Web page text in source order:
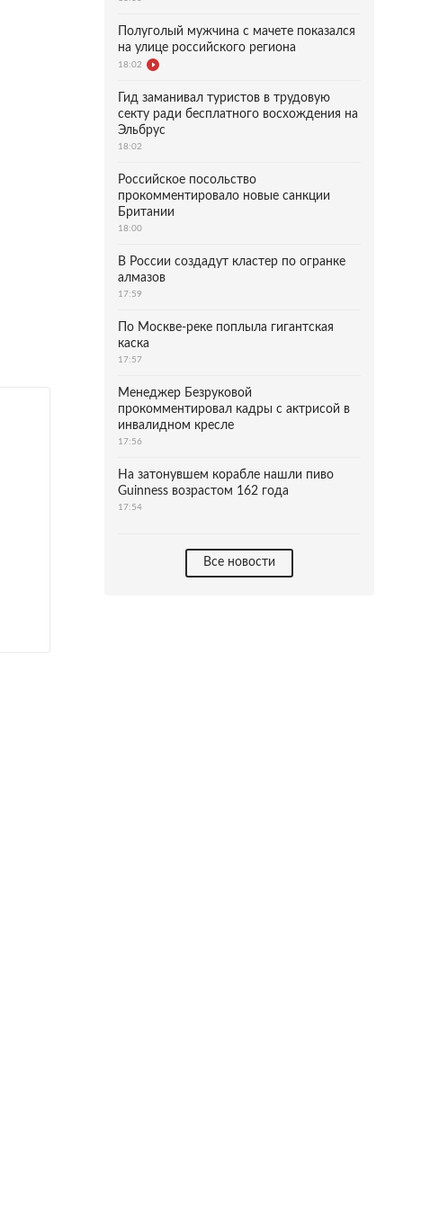
Полуголый мужчина с мачете показался
на улице российского региона
18:02
Гид заманивал туристов в трудовую
секту ради бесплатного восхождения на
Эльбрус
18:02
Российское посольство
прокомментировало новые санкции
Британии
18:00
В России создадут кластер по огранке
алмазов
17:59
По Москве-реке поплыла гигантская
каска
17:57
Менеджер Безруковой
прокомментировал кадры с актрисой в
инвалидном кресле
17:56
На затонувшем корабле нашли пиво
Guinness возрастом 162 года
17:54
Все новости